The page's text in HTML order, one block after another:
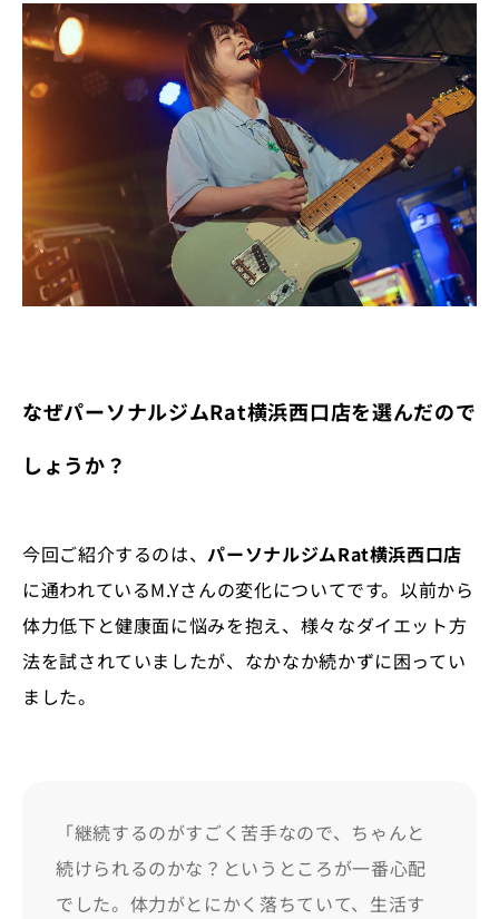
なぜパーソナルジムRat横浜西口店を選んだので
しょうか？
今回ご紹介するのは、パーソナルジムRat横浜西口店
に通われているM.Yさんの変化についてです。以前から
体力低下と健康面に悩みを抱え、様々なダイエット方
法を試されていましたが、なかなか続かずに困ってい
ました。
「継続するのがすごく苦手なので、ちゃんと
続けられるのかな？というところが一番心配
でした。体力がとにかく落ちていて、生活す